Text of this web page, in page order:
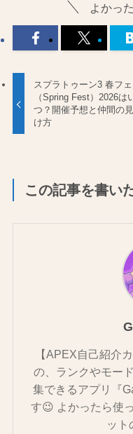
よかっ
スプラトゥーン3 春フ
（Spring Fest）2026は
つ？開催予想と仲間の
け方
この記事を書い
【APEX自己紹介
の、ランクやモー
集できるアプリ『
す😉 よかったら使
ット